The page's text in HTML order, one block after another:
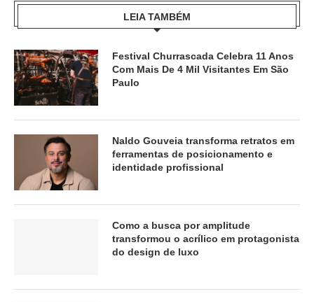
LEIA TAMBÉM
Festival Churrascada Celebra 11 Anos
Com Mais De 4 Mil Visitantes Em São
Paulo
Naldo Gouveia transforma retratos em
ferramentas de posicionamento e
identidade profissional
Como a busca por amplitude
transformou o acrílico em protagonista
do design de luxo